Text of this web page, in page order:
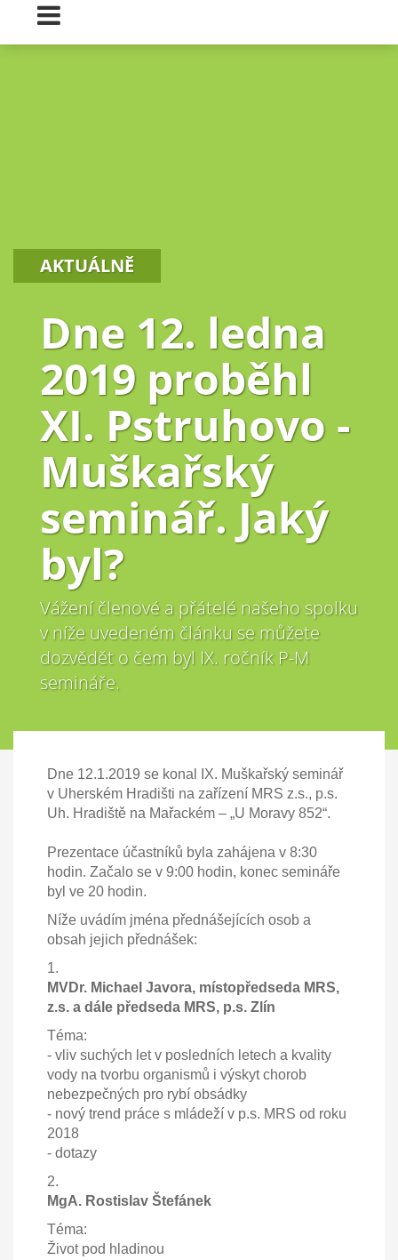
AKTUÁLNĚ
Dne 12. ledna
2019 proběhl
XI. Pstruhovo -
Muškařský
seminář. Jaký
byl?
Vážení členové a přátelé našeho spolku
v níže uvedeném článku se můžete
dozvědět o čem byl IX. ročník P-M
semináře.
Dne 12.1.2019 se konal IX. Muškařský seminář
v Uherském Hradišti na zařízení MRS z.s., p.s.
Uh. Hradiště na Mařackém – „U Moravy 852“.
Prezentace účastníků byla zahájena v 8:30
hodin. Začalo se v 9:00 hodin, konec semináře
byl ve 20 hodin.
Níže uvádím jména přednášejících osob a
obsah jejich přednášek:
1.
MVDr. Michael Javora, místopředseda MRS,
z.s. a dále předseda MRS, p.s. Zlín
Téma:
- vliv suchých let v posledních letech a kvality
vody na tvorbu organismů i výskyt chorob
nebezpečných pro rybí obsádky
- nový trend práce s mládeží v p.s. MRS od roku
2018
- dotazy
2.
MgA. Rostislav Štefánek
Téma:
Život pod hladinou